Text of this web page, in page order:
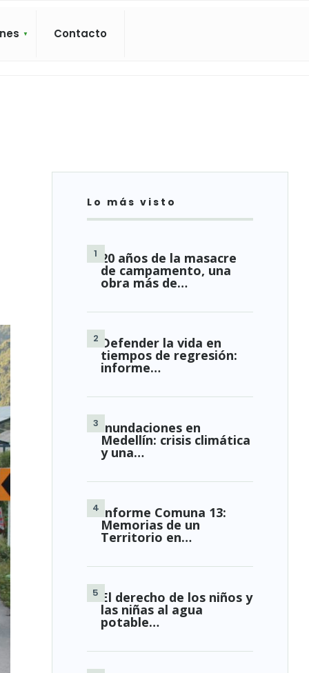
Contacto
Lo más visto
20 años de la masacre
de campamento, una
obra más de…
Defender la vida en
tiempos de regresión:
informe…
Inundaciones en
Medellín: crisis climática
y una…
Informe Comuna 13:
Memorias de un
Territorio en…
El derecho de los niños y
las niñas al agua
potable…